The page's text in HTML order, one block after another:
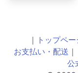
｜ トップペー
お支払い・配送 ｜
公